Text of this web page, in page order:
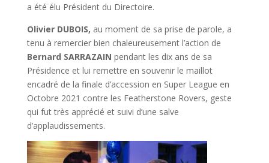
a été élu Président du Directoire.
Olivier DUBOIS, au moment de sa prise de parole, a
tenu à remercier bien chaleureusement l’action de
Bernard SARRAZAIN pendant les dix ans de sa
Présidence et lui remettre en souvenir le maillot
encadré de la finale d’accession en Super League en
Octobre 2021 contre les Featherstone Rovers, geste
qui fut très apprécié et suivi d’une salve
d’applaudissements.